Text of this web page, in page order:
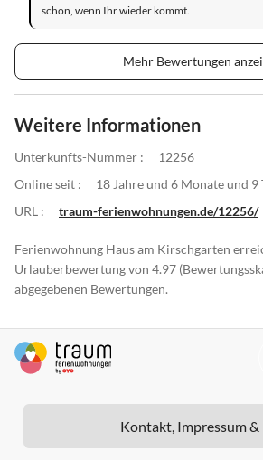
schon, wenn Ihr wieder kommt.
Mehr Bewertungen
Weitere Informationen
Unterkunfts-Nummer :
12256
Online seit :
18 Jahre und 6 Monate und 9
URL :
traum-ferienwohnungen.de/12256/
Ferienwohnung Haus am Kirschgarten
Urlauberbewertung von 4.97
abgegebenen Bewertungen.
Kontakt, Impressum &